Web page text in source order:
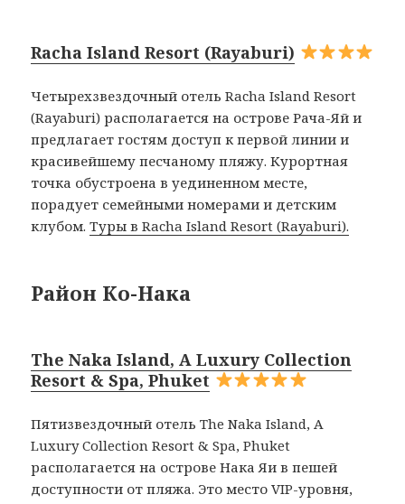
Racha Island Resort (Rayaburi)
Четырехзвездочный отель Racha Island Resort
(Rayaburi) располагается на острове Рача-Яй и
предлагает гостям доступ к первой линии и
красивейшему песчаному пляжу. Курортная
точка обустроена в уединенном месте,
порадует семейными номерами и детским
клубом.Туры в Racha Island Resort (Rayaburi).
Район Ко-Нака
The Naka Island, A Luxury Collection
Resort & Spa, Phuket
Пятизвездочный отель The Naka Island, A
Luxury Collection Resort & Spa, Phuket
располагается на острове Нака Яи в пешей
доступности от пляжа. Это место VIP-уровня,